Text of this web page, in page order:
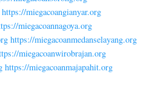
https://miegacoangianyar.org
miegacoannagoya.org
https://miegacoanmedanselayang.org
miegacoanwirobrajan.org
https://miegacoanmajapahit.org